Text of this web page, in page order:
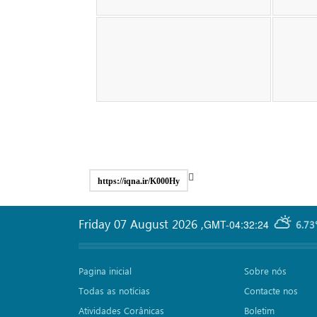
https://iqna.ir/K000Hy
GMT-04:32:24
Friday 07 August 2026 ,
Pagina inicial
Todas as notícias
Atividades Corânicas
Sobre nós
Contacte nos
Boletim